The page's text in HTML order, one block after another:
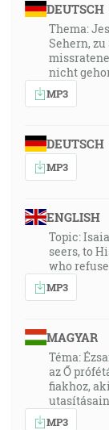
DEUTSCH
Thema:
Sehern,
nicht
MP3
DEUTSCH
MP3
ENGLISH
Topic:
seers, to
who refuse
MP3
MAGYAR
Téma:
az Ő
fiakhoz,
MP3